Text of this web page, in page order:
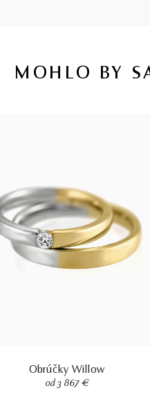
MOHLO BY
Obrúčky Willow
od 3 867 €